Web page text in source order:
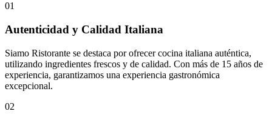
01
Autenticidad y Calidad Italiana
Siamo Ristorante se destaca por ofrecer cocina italiana auténtica,
utilizando ingredientes frescos y de calidad. Con más de 15 años de
experiencia, garantizamos una experiencia gastronómica
excepcional.
02